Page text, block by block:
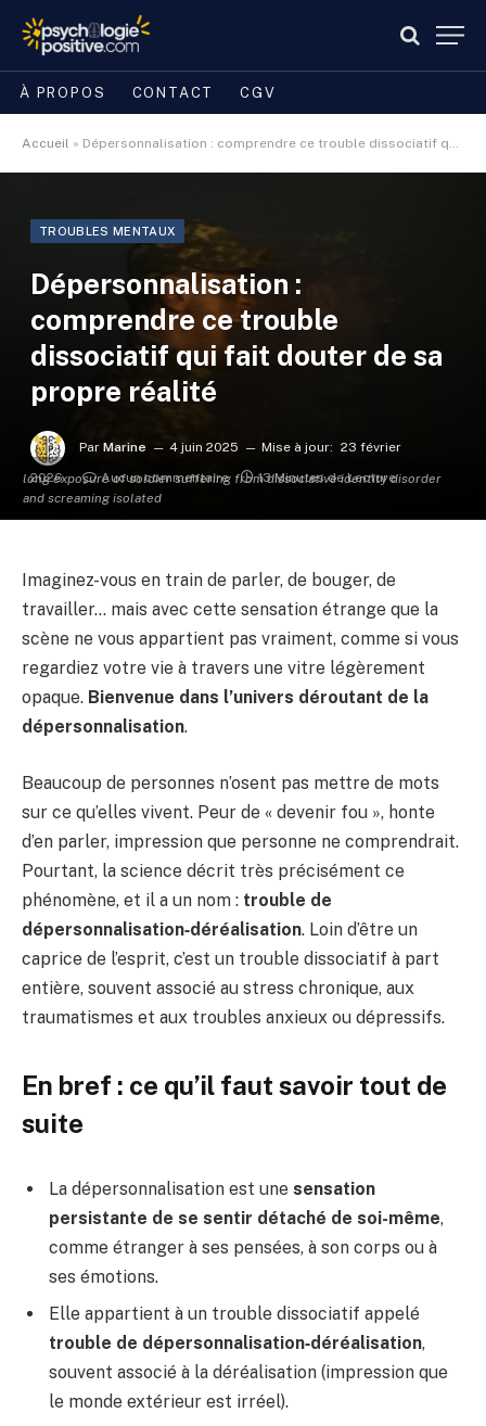
À PROPOS CONTACT CGV
Accueil » Dépersonnalisation : comprendre ce trouble dissociatif qui fait douter de sa propre réalité
long exposure of soldier suffering from dissociative identity disorder
and screaming isolated
TROUBLES MENTAUX
Dépersonnalisation :
comprendre ce trouble
dissociatif qui fait douter de sa
propre réalité
Par Marine 4 juin 2025 Mise à jour: 23 février
2026
Aucun commentaire 13 Minutes de Lecture
Imaginez-vous en train de parler, de bouger, de
travailler… mais avec cette sensation étrange que la
scène ne vous appartient pas vraiment, comme si vous
regardiez votre vie à travers une vitre légèrement
opaque. Bienvenue dans l’univers déroutant de la
dépersonnalisation.
Beaucoup de personnes n’osent pas mettre de mots
sur ce qu’elles vivent. Peur de « devenir fou », honte
d’en parler, impression que personne ne comprendrait.
Pourtant, la science décrit très précisément ce
phénomène, et il a un nom : trouble de
dépersonnalisation‑déréalisation. Loin d’être un
caprice de l’esprit, c’est un trouble dissociatif à part
entière, souvent associé au stress chronique, aux
traumatismes et aux troubles anxieux ou dépressifs.
En bref : ce qu’il faut savoir tout de
suite
La dépersonnalisation est une sensation
persistante de se sentir détaché de soi-même,
comme étranger à ses pensées, à son corps ou à
ses émotions.
Elle appartient à un trouble dissociatif appelé
trouble de dépersonnalisation‑déréalisation,
souvent associé à la déréalisation (impression que
le monde extérieur est irréel).